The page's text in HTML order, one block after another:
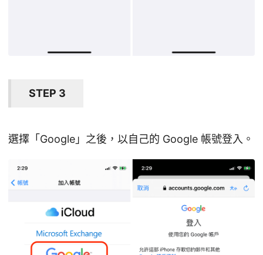
STEP 3
選擇「Google」之後，以自己的 Google 帳號登入。